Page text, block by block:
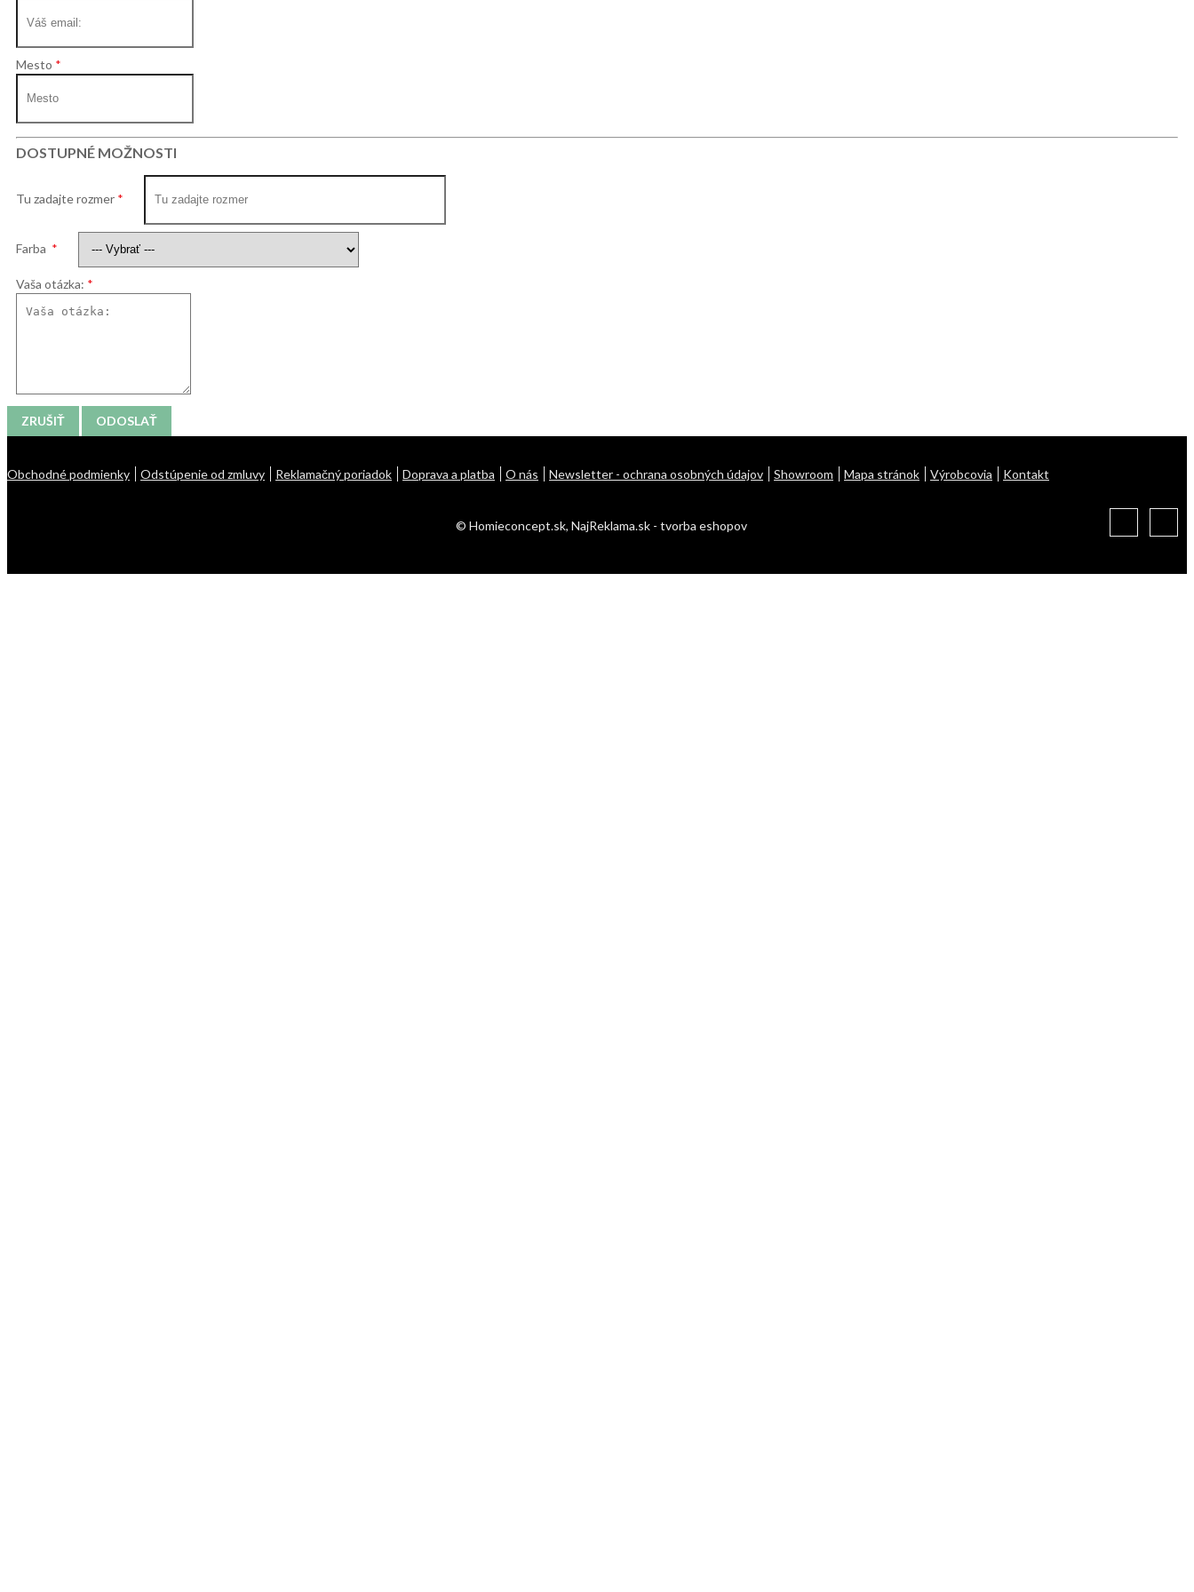
Mesto
DOSTUPNÉ MOŽNOSTI
Tu zadajte rozmer
Farba
Vaša otázka:
ZRUŠIŤ ODOSLAŤ
Obchodné podmienky Odstúpenie od zmluvy Reklamačný poriadok Doprava a platba O nás Newsletter - ochrana osobných údajov Showroom Mapa stránok Výrobcovia Kontakt
© Homieconcept.sk, NajReklama.sk - tvorba eshopov